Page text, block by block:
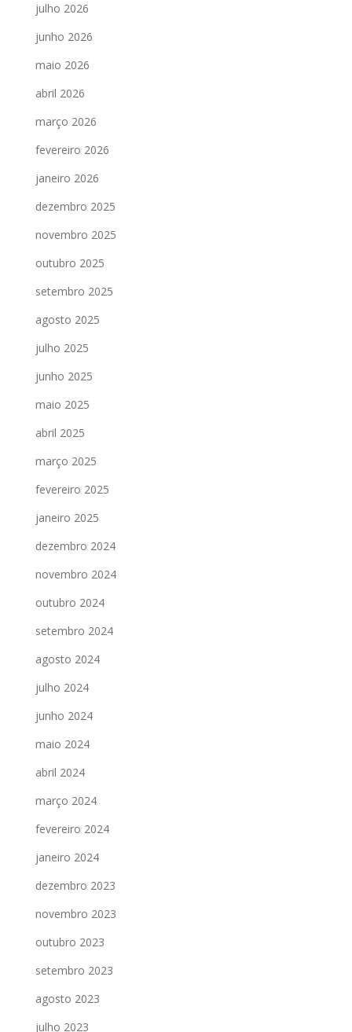
julho 2026
junho 2026
maio 2026
abril 2026
março 2026
fevereiro 2026
janeiro 2026
dezembro 2025
novembro 2025
outubro 2025
setembro 2025
agosto 2025
julho 2025
junho 2025
maio 2025
abril 2025
março 2025
fevereiro 2025
janeiro 2025
dezembro 2024
novembro 2024
outubro 2024
setembro 2024
agosto 2024
julho 2024
junho 2024
maio 2024
abril 2024
março 2024
fevereiro 2024
janeiro 2024
dezembro 2023
novembro 2023
outubro 2023
setembro 2023
agosto 2023
julho 2023